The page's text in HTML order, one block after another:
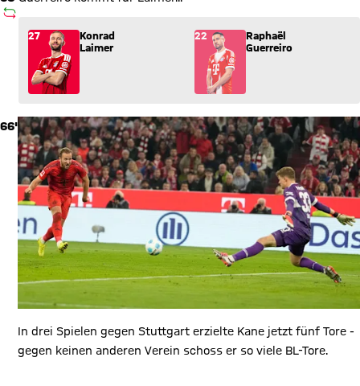
AUSWECHSLUNG
Wechsel: Konrad Laimer (27) kommt für Raphaël Guerreiro
27
Konrad
Laimer
22
Raphaël
Guerreiro
66'
In drei Spielen gegen Stuttgart erzielte Kane jetzt fünf Tore -
gegen keinen anderen Verein schoss er so viele BL-Tore.